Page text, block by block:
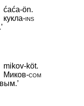
ćaća-ön.
кукла‑ins
mikov-köt.
Миков‑com